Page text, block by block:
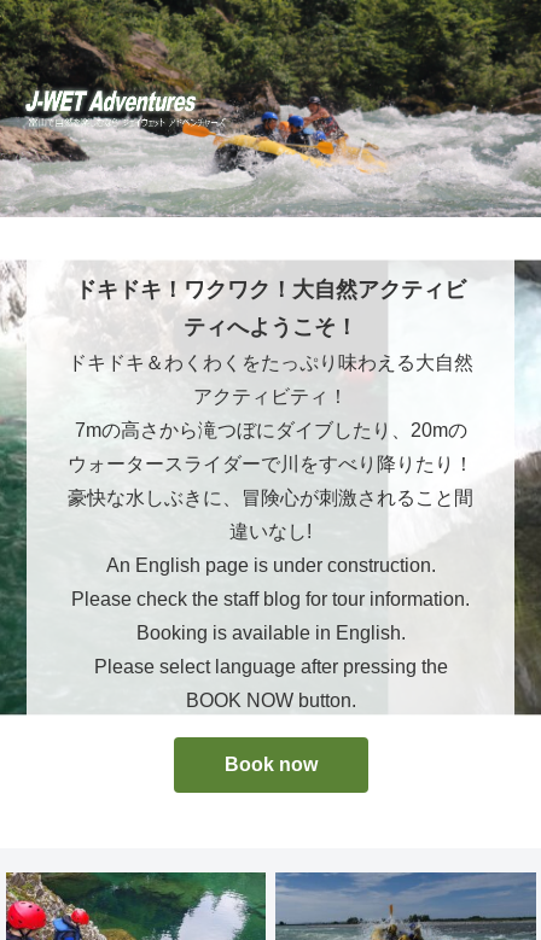
ドキドキ！ワクワク！大自然アクティビ
ティへようこそ！
ドキドキ＆わくわくをたっぷり味わえる大自然
アクティビティ！
7mの高さから滝つぼにダイブしたり、20mの
ウォータースライダーで川をすべり降りたり！
豪快な水しぶきに、冒険心が刺激されること間
違いなし!
An English page is under construction.
Please check the staff blog for tour information.
Booking is available in English.
Please select language after pressing the
BOOK NOW button.
Book now